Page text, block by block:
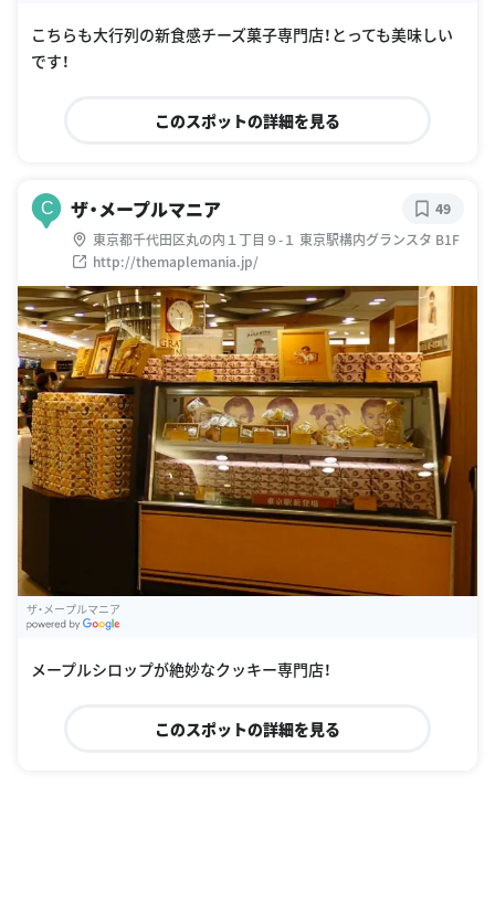
こちらも大行列の新食感チーズ菓子専門店！とっても美味しい
です！
このスポットの詳細を見る
C ザ・メープルマニア
東京都千代田区丸の内１丁目９-１ 東京駅構内グランスタ B1F
http://themaplemania.jp/
49
ザ・メープルマニア
メープルシロップが絶妙なクッキー専門店！
このスポットの詳細を見る